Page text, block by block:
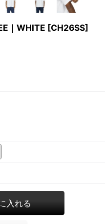
｜WHITE [CH26SS]
入れる